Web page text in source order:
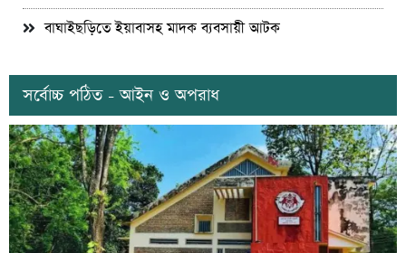
বাঘাইছড়িতে ইয়াবাসহ মাদক ব্যবসায়ী আটক
সর্বোচ্চ পঠিত - আইন ও অপরাধ